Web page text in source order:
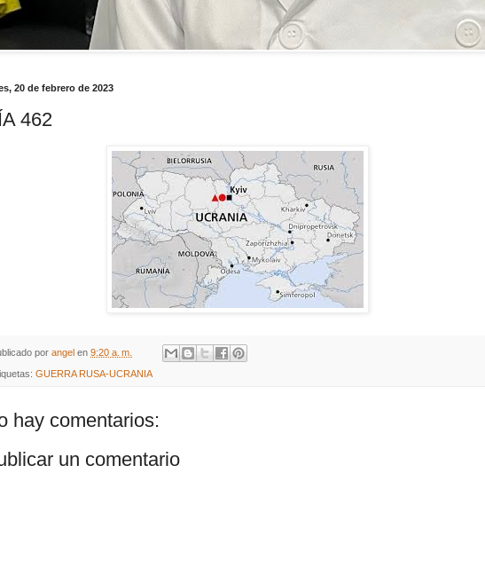
20 de febrero de 2023
462
por angel en 9:20 a. m.
GUERRA RUSA-UCRANIA
hay comentarios:
un comentario